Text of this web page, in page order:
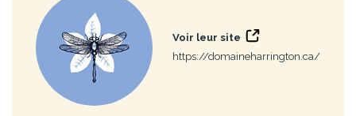
Voir leur site
https://domaineharrington.ca/